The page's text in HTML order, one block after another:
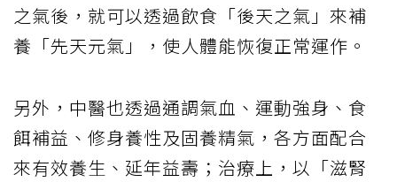
之氣後，就可以透過飲食「後天之氣」來補
養「先天元氣」，使人體能恢復正常運作。
另外，中醫也透過通調氣血、運動強身、食
餌補益、修身養性及固養精氣，各方面配合
來有效養生、延年益壽；治療上，以「滋腎